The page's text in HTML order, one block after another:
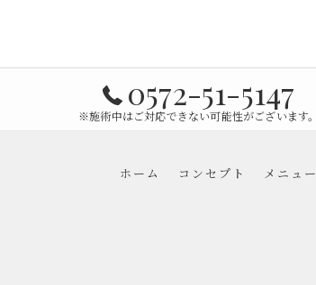
0572-51-5147
※施術中はご対応できない可能性がございます。
ホーム コンセプト メニュー